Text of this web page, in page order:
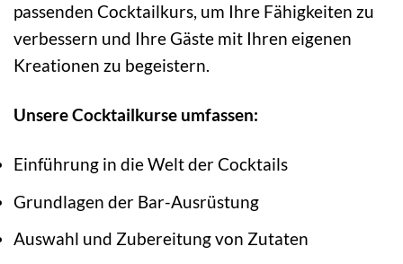
passenden Cocktailkurs, um Ihre Fähigkeiten zu
verbessern und Ihre Gäste mit Ihren eigenen
Kreationen zu begeistern.
Unsere Cocktailkurse umfassen:
Einführung in die Welt der Cocktails
Grundlagen der Bar-Ausrüstung
Auswahl und Zubereitung von Zutaten